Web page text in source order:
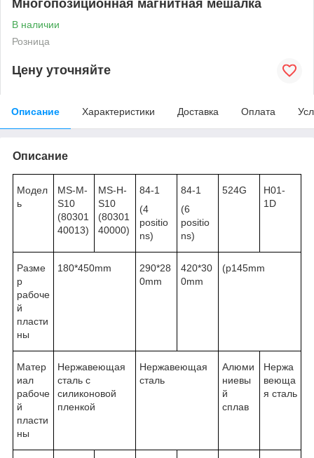
Многопозиционная магнитная мешалка
В наличии
Розница
Цену уточняйте
Описание Характеристики Доставка Оплата
Описание
Модел
ь
MS-M-
S10
(80301
40013)
MS-H-
S10
(80301
40000)
84-1
(4
positio
ns)
84-1
(6
positio
ns)
524G
H01-
1D
Разме
р
рабоче
й
пласти
ны
180*450mm
290*28
0mm
420*30
0mm
(p145mm
Матер
иал
рабоче
й
пласти
ны
Нержавеющая
сталь с
силиконовой
пленкой
Нержавеющая
сталь
Алюми
ниевы
й
сплав
Нержа
веюща
я сталь